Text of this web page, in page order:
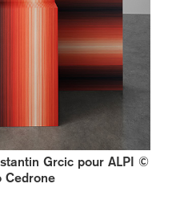
Grcic pour ALPI ©
Cedrone